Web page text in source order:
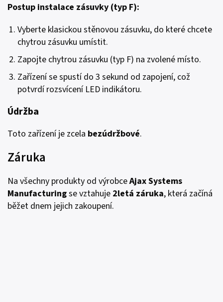
Postup instalace zásuvky (typ F):
Vyberte klasickou stěnovou zásuvku, do které chcete
chytrou zásuvku umístit.
Zapojte chytrou zásuvku (typ F) na zvolené místo.
Zařízení se spustí do 3 sekund od zapojení, což
potvrdí rozsvícení LED indikátoru.
Údržba
Toto zařízení je zcela bezúdržbové.
Záruka
Na všechny produkty od výrobceAjax Systems
Manufacturingse vztahuje 2letá záruka, která začíná
běžet dnem jejich zakoupení.